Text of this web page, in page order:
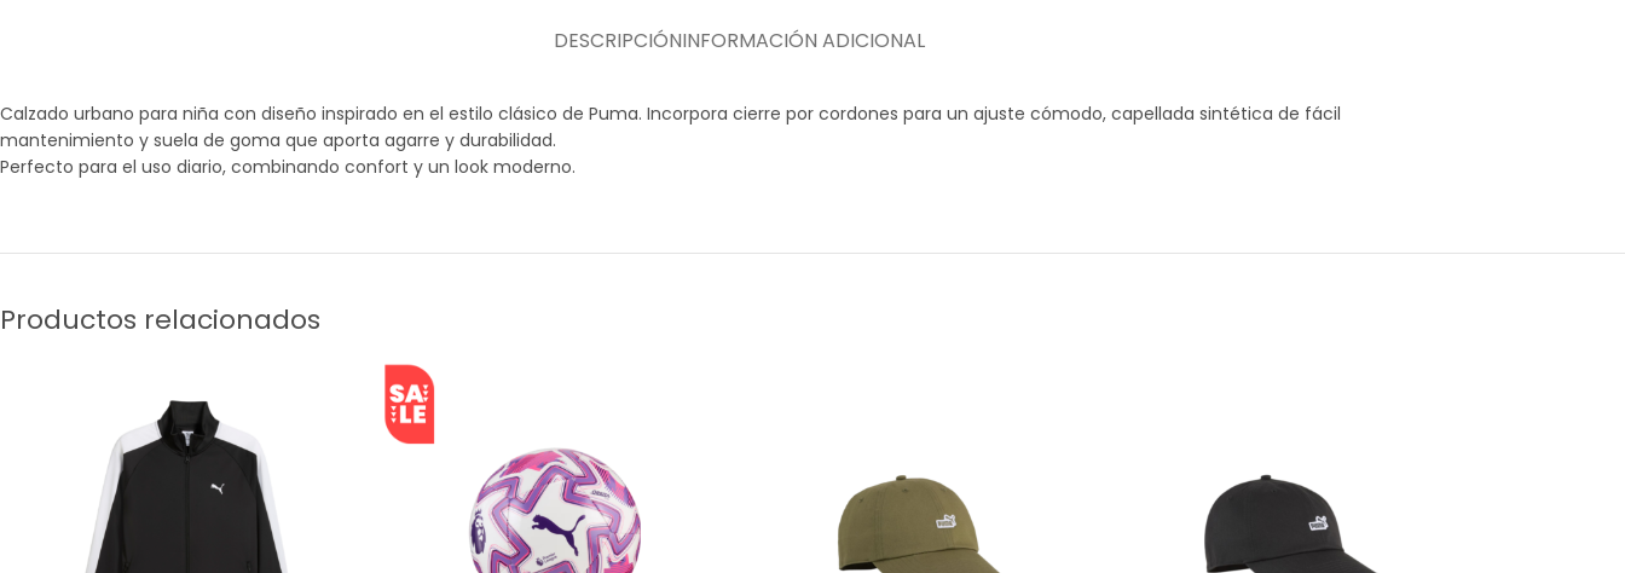
DESCRIPCIÓNINFORMACIÓN ADICIONAL
Calzado urbano para niña con diseño inspirado en el estilo clásico de Puma. Incorpora cierre por cordones para un ajuste cómodo, capellada sintética de fácil
mantenimiento y suela de goma que aporta agarre y durabilidad.
Perfecto para el uso diario, combinando confort y un look moderno.
Productos relacionados